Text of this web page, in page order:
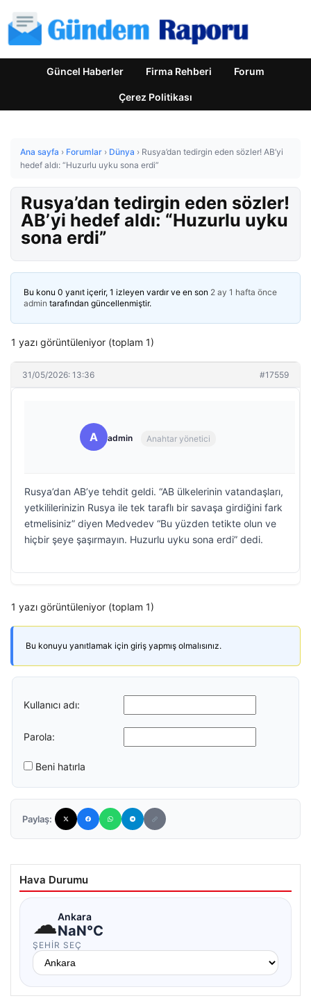
Güncel Haberler Firma Rehberi Forum
Çerez Politikası
Ana sayfa › Forumlar › Dünya › Rusya’dan tedirgin eden sözler! AB’yi
hedef aldı: “Huzurlu uyku sona erdi”
Rusya’dan tedirgin eden sözler!
AB’yi hedef aldı: “Huzurlu uyku
sona erdi”
Bu konu 0 yanıt içerir, 1 izleyen vardır ve en son 2 ay 1 hafta önce
admin tarafından güncellenmiştir.
1 yazı görüntüleniyor (toplam 1)
31/05/2026: 13:36 #17559
A admin Anahtar yönetici
Rusya’dan AB’ye tehdit geldi. “AB ülkelerinin vatandaşları,
yetkililerinizin Rusya ile tek taraflı bir savaşa girdiğini fark
etmelisiniz” diyen Medvedev “Bu yüzden tetikte olun ve
hiçbir şeye şaşırmayın. Huzurlu uyku sona erdi” dedi.
1 yazı görüntüleniyor (toplam 1)
Bu konuyu yanıtlamak için giriş yapmış olmalısınız.
Kullanıcı adı:
Parola:
Beni hatırla
Paylaş:
Hava Durumu
☁Ankara
NaN°C
ŞEHIR SEÇ